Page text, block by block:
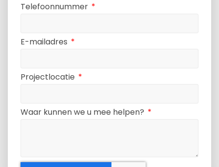
Telefoonnummer
E-mailadres
Projectlocatie
Waar kunnen we u mee helpen?